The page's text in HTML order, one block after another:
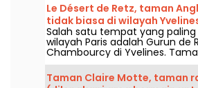
Le Désert de Retz, taman
tidak biasa di wilayah
Salah satu tempat yang paling
wilayah Paris adalah Gurun de
Chambourcy di Yvelines.
abad ke-18 ini adalah salah
taman yang masih
keadaan aslinya. Tempat yang
Taman Claire Motte, taman